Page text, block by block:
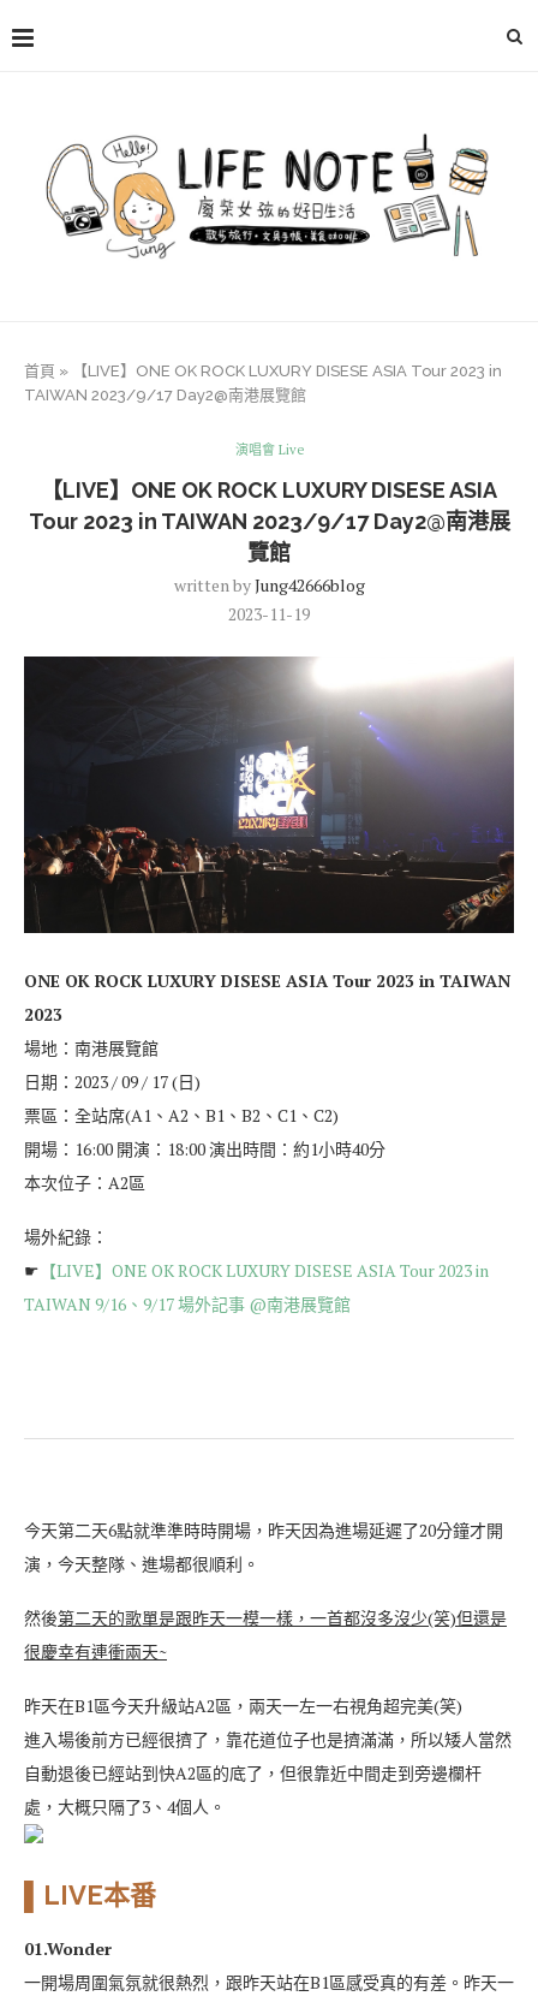
首頁 »
【LIVE】ONE OK ROCK LUXURY DISESE ASIA Tour 2023 in
TAIWAN 2023/9/17 Day2@南港展覽館
演唱會 Live
【LIVE】ONE OK ROCK LUXURY DISESE ASIA
Tour 2023 in TAIWAN 2023/9/17 Day2@南港展
覽館
written byJung42666blog
2023-11-19
ONE OK ROCK LUXURY DISESE ASIA Tour 2023 in TAIWAN
2023
場地：南港展覽館
日期：2023 / 09 / 17 (日)
票區：全站席(A1、A2、B1、B2、C1、C2)
開場：16:00 開演：18:00 演出時間：約1小時40分
本次位子：A2區
場外紀錄：
☛ 【LIVE】ONE OK ROCK LUXURY DISESE ASIA Tour 2023 in
TAIWAN 9/16、9/17 場外記事 @南港展覽館
今天第二天6點就準準時時開場，昨天因為進場延遲了20分鐘才開
演，今天整隊、進場都很順利。
然後第二天的歌單是跟昨天一模一樣，一首都沒多沒少(笑)但還是
很慶幸有連衝兩天~
昨天在B1區今天升級站A2區，兩天一左一右視角超完美(笑)
進入場後前方已經很擠了，靠花道位子也是擠滿滿，所以矮人當然
自動退後已經站到快A2區的底了，但很靠近中間走到旁邊欄杆
處，大概只隔了3、4個人。
▌LIVE本番
01.Wonder
一開場周圍氣氛就很熱烈，跟昨天站在B1區感受真的有差。昨天一